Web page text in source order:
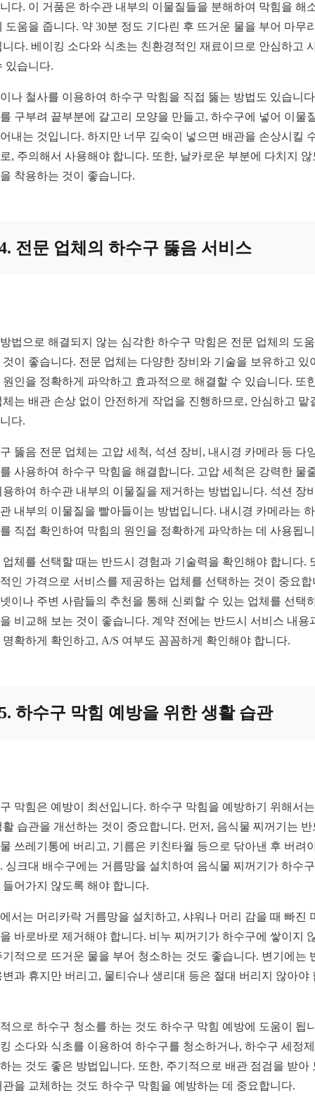
다. 이 거품은 하수관 내부의 이물질들을 분해하여 막힘을 해
도움을 줍니다. 약 30분 정도 기다린 후 뜨거운 물을 부어 마무
니다. 베이킹 소다와 식초는 친환경적인 재료이므로 안심하고
있습니다.
나 철사를 이용하여 하수구 막힘을 직접 뚫는 방법도 있습니
구부려 끝부분에 갈고리 모양을 만들고, 하수구에 넣어 이물
내는 것입니다. 하지만 너무 깊숙이 넣으면 배관을 손상시킬
, 주의해서 사용해야 합니다. 또한, 날카로운 부분에 다치지 않
착용하는 것이 좋습니다.
전문 업체의 하수구 뚫음 서비스
법으로 해결되지 않는 심각한 하수구 막힘은 전문 업체의 도
것이 좋습니다. 전문 업체는 다양한 장비와 기술을 보유하고 있
원인을 정확하게 파악하고 효과적으로 해결할 수 있습니다. 또
체는 배관 손상 없이 안전하게 작업을 진행하므로, 안심하고 맡
다.
뚫음 전문 업체는 고압 세척, 석션 장비, 내시경 카메라 등 다
사용하여 하수구 막힘을 해결합니다. 고압 세척은 강력한 물
용하여 하수관 내부의 이물질을 제거하는 방법입니다. 석션 장
내부의 이물질을 빨아들이는 방법입니다. 내시경 카메라는
직접 확인하여 막힘의 원인을 정확하게 파악하는 데 사용됩
업체를 선택할 때는 반드시 경험과 기술력을 확인해야 합니다.
인 가격으로 서비스를 제공하는 업체를 선택하는 것이 중요합
이나 주변 사람들의 추천을 통해 신뢰할 수 있는 업체를 선택
비교해 보는 것이 좋습니다. 계약 전에는 반드시 서비스 내용
명확하게 확인하고, A/S 여부도 꼼꼼하게 확인해야 합니다.
하수구 막힘 예방을 위한 생활 습관
막힘은 예방이 최선입니다. 하수구 막힘을 예방하기 위해서
활 습관을 개선하는 것이 중요합니다. 먼저, 음식물 찌꺼기는 반
쓰레기통에 버리고, 기름은 키친타월 등으로 닦아낸 후 버려
싱크대 배수구에는 거름망을 설치하여 음식물 찌꺼기가 하수
들어가지 않도록 해야 합니다.
서는 머리카락 거름망을 설치하고, 샤워나 머리 감을 때 빠진
바로바로 제거해야 합니다. 비누 찌꺼기가 하수구에 쌓이지
기적으로 뜨거운 물을 부어 청소하는 것도 좋습니다. 변기에는
변과 휴지만 버리고, 물티슈나 생리대 등은 절대 버리지 않아야
으로 하수구 청소를 하는 것도 하수구 막힘 예방에 도움이 됩
소다와 식초를 이용하여 하수구를 청소하거나, 하수구 세정
는 것도 좋은 방법입니다. 또한, 주기적으로 배관 점검을 받아
관을 교체하는 것도 하수구 막힘을 예방하는 데 중요합니다.